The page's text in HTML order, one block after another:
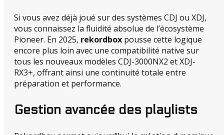
Si vous avez déjà joué sur des systèmes CDJ ou XDJ,
vous connaissez la fluidité absolue de l’écosystème
Pioneer. En 2025, rekordbox pousse cette logique
encore plus loin avec une compatibilité native sur
tous les nouveaux modèles CDJ-3000NX2 et XDJ-
RX3+, offrant ainsi une continuité totale entre
préparation et performance.
Gestion avancée des playlists